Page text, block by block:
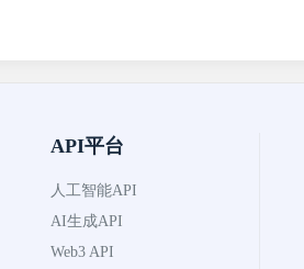
API平台
人工智能API
AI生成API
Web3 API